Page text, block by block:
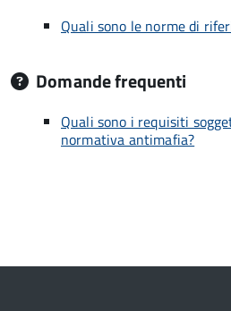
Quali sono le norme di
Domande frequenti
Quali sono i requisiti
normativa antimafia?